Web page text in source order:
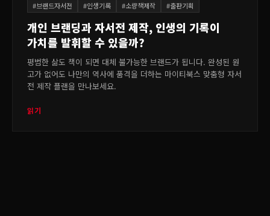
#브랜드자서전 #인생기록 #소량책제작 #출판기획
개인 브랜딩과 자서전 제작, 인생의 기록이
가치를 발휘할 수 있을까?
평범한 삶도 책이 되면 대체 불가능한 브랜드가 됩니다. 완성된 원
고가 없어도 나만의 역사에 품격을 더하는 마이티북스 맞춤형 자서
전 제작 플랜을 만나보세요.
읽기